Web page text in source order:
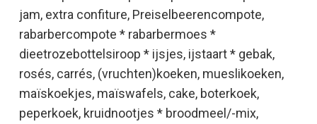
jam, extra confiture, Preiselbeerencompote,
rabarbercompote * rabarbermoes *
dieetrozebottelsiroop * ijsjes, ijstaart * gebak,
rosés, carrés, (vruchten)koeken, mueslikoeken,
maïskoekjes, maïswafels, cake, boterkoek,
peperkoek, kruidnootjes * broodmeel/-mix,